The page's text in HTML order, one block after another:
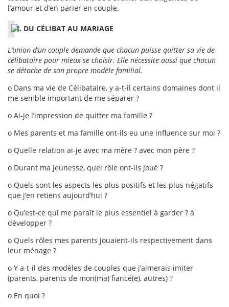
l’amour et d’en parier en couple.
I. DU CÉLIBAT AU MARIAGE
L’union d’un couple demande que chacun puisse quitter sa vie de
célibataire pour mieux se choisir. Elle nécessite aussi que chacun
se détache de son propre modèle familial.
o Dans ma vie de Célibataire, y a-t-il certains domaines dont il
me semble important de me séparer ?
o Ai-je l’impression de quitter ma famille ?
o Mes parents et ma famille ont-ils eu une influence sur moi ?
o Quelle relation ai-je avec ma mère ? avec mon père ?
o Durant ma jeunesse, quel rôle ont-ils joué ?
o Quels sont les aspects les plus positifs et les plus négatifs
que j’en retiens aujourd’hui ?
o Qu’est-ce qui me paraît le plus essentiel à garder ? à
développer ?
o Quels rôles mes parents jouaient-ils respectivement dans
leur ménage ?
o Y a-t-il des modèles de couples que j’aimerais imiter
(parents, parents de mon(ma) fiancé(e), autres) ?
o En quoi ?